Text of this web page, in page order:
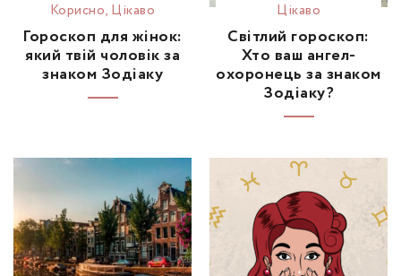
Корисно, Цікаво
Гороскоп для жінок:
який твій чоловік за
знаком Зодіаку
Цікаво
Світлий гороскоп:
Хто ваш ангел-
охоронець за знаком
Зодіаку?